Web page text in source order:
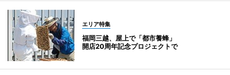
エリア特集
福岡三越、屋上で「都市養蜂」
開店20周年記念プロジェクトで